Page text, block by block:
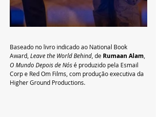
Baseado no livro indicado ao National Book
Award, Leave the World Behind, de Rumaan Alam,
O Mundo Depois de Nós é produzido pela Esmail
Corp e Red Om Films, com produção executiva da
Higher Ground Productions.